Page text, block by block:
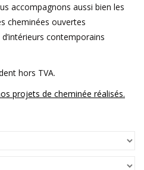
accompagnons aussi bien les
cheminées ouvertes
contemporains
hors TVA.
projets de cheminée réalisés.